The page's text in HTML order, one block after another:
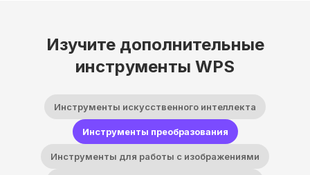
Изучите дополнительные
инструменты WPS
Инструменты искусственного интеллекта
Инструменты преобразования
Инструменты для работы с изображениями